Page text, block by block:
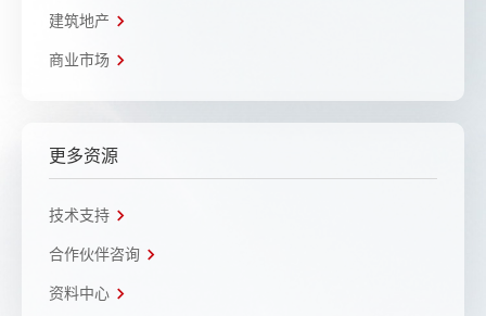
建筑地产
商业市场
更多资源
技术支持
合作伙伴咨询
资料中心